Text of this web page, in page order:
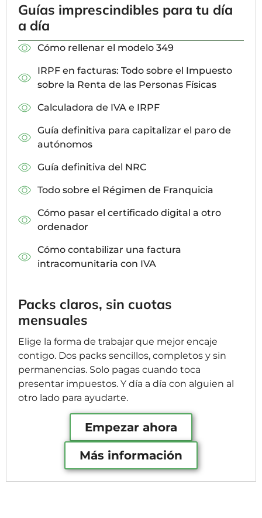
Guías imprescindibles para tu día
a día
Cómo rellenar el modelo 349
IRPF en facturas: Todo sobre el Impuesto
sobre la Renta de las Personas Físicas
Calculadora de IVA e IRPF
Guía definitiva para capitalizar el paro de
autónomos
Guía definitiva del NRC
Todo sobre el Régimen de Franquicia
Cómo pasar el certificado digital a otro
ordenador
Cómo contabilizar una factura
intracomunitaria con IVA
Packs claros, sin cuotas
mensuales
Elige la forma de trabajar que mejor encaje
contigo. Dos packs sencillos, completos y sin
permanencias. Solo pagas cuando toca
presentar impuestos. Y día a día con alguien al
otro lado para ayudarte.
Empezar ahora
Más información